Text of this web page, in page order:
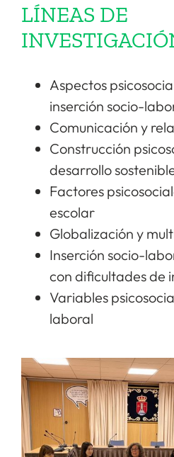
LÍNEAS DE
Aspectos
inserción socio-
Comunicación y
Construcción
desarrollo
Factores
escolar
Globalización y
Inserción socio-
con dificultades de
Variables
laboral